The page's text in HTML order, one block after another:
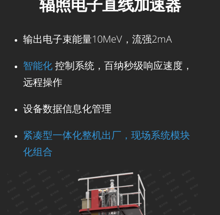
辐照电子直线加速器
输出电子束能量10MeV，流强2mA
智能化控制系统，百纳秒级响应速度，
远程操作
设备数据信息化管理
紧凑型一体化整机出厂，现场系统模块
化组合